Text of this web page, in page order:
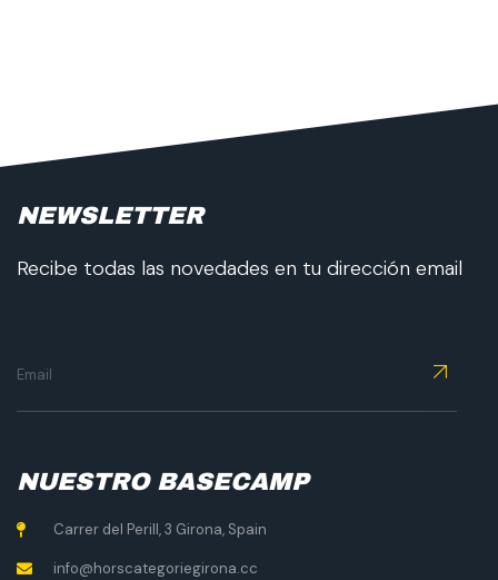
NEWSLETTER
Recibe todas las novedades en tu dirección email
NUESTRO BASECAMP
Carrer del Perill, 3 Girona, Spain
info@horscategoriegirona.cc